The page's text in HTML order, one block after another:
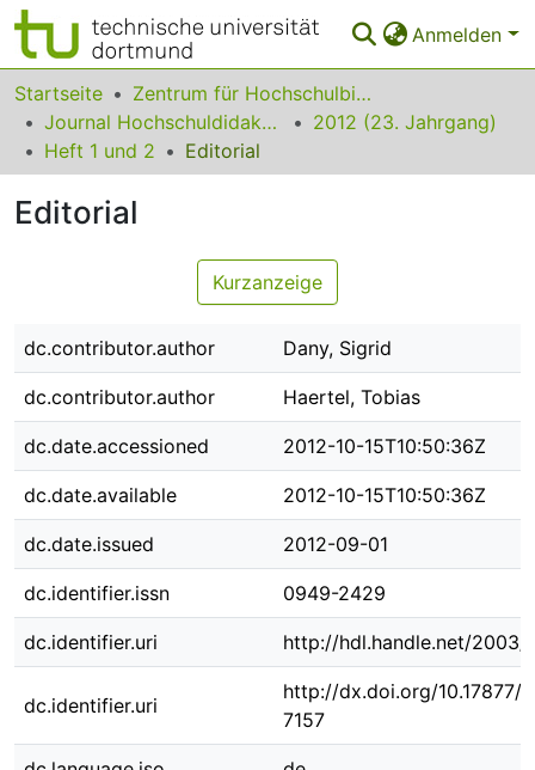
Anmelden
Bereiche & Sammlungen
Das gesamte Repositorium
Startseite
Zentrum für Hochschulbildung (zhb)
Journal Hochschuldidaktik
2012 (23. Jahrgang)
Heft 1 und 2
Editorial
Editorial
Kurzanzeige
dc.contributor.author Dany, Sigrid
dc.contributor.author Haertel, Tobias
dc.date.accessioned 2012-10-15T10:50:36Z
dc.date.available 2012-10-15T10:50:36Z
dc.date.issued 2012-09-01
dc.identifier.issn 0949-2429
dc.identifier.uri http://hdl.handle.net/2003/
dc.identifier.uri
http://dx.doi.org/10.17877/
7157